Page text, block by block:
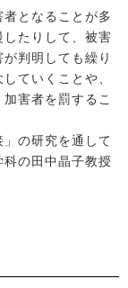
となることが多
たりして、被害
判明しても繰り
ていくことや、
害者を罰するこ
の研究を通して
の田中晶子教授